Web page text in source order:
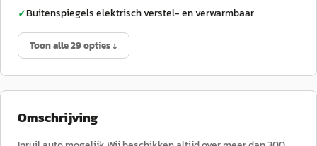
✓Buitenspiegels elektrisch verstel- en verwarmbaar
Toon alle 29 opties ↓
Omschrijving